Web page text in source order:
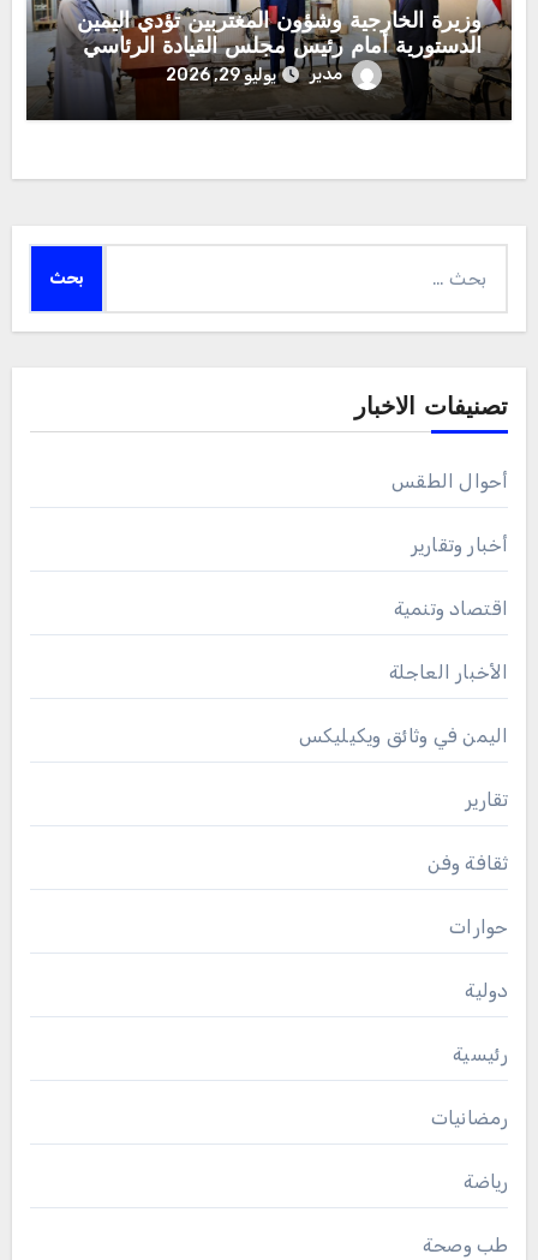
وزيرة الخارجية وشؤون المغتربين تؤدي اليمين
الدستورية أمام رئيس مجلس القيادة الرئاسي
مدير يوليو 29, 2026
عن:
تصنيفات الاخبار
أحوال الطقس
أخبار وتقارير
اقتصاد وتنمية
الأخبار العاجلة
اليمن في وثائق ويكيليكس
تقارير
ثقافة وفن
حوارات
دولية
رئيسية
رمضانيات
رياضة
طب وصحة